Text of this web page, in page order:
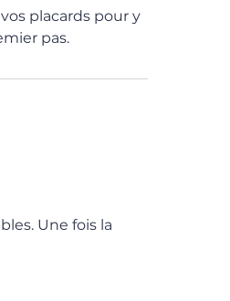
placards pour y
pas.
Une fois la